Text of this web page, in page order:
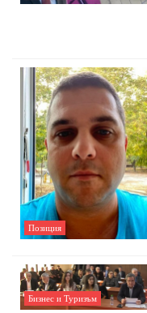
Позиция
Бизнес и Туризъм